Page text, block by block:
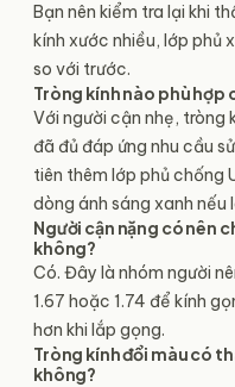
Bạn nên kiểm tra lại khi
kính xước nhiều, lớp phủ
so với trước.
Tròng kính nào phù hợp
Với người cận nhẹ, tròng
đã đủ đáp ứng nhu cầu
tiên thêm lớp phủ chống
dòng ánh sáng xanh nếu
Người cận nặng có nên
không?
Có. Đây là nhóm người
1.67 hoặc 1.74 để kính
hơn khi lắp gọng.
Tròng kính đổi màu có
không?